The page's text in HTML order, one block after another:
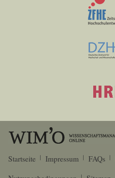
Startseite Impressum FAQs